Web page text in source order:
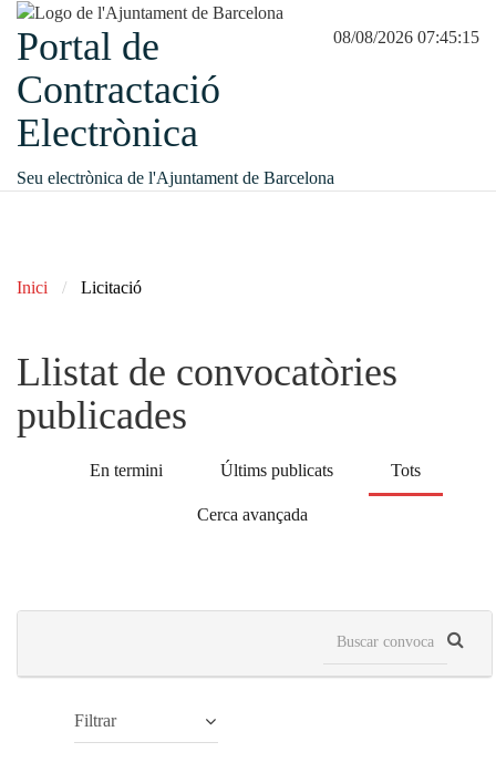
08/08/2026 07:45:15
Portal de
Contractació
Electrònica
Seu electrònica de l'Ajuntament de Barcelona
Inici Licitació
Llistat de convocatòries
publicades
En termini Últims publicats Tots
Cerca avançada
Filtrar